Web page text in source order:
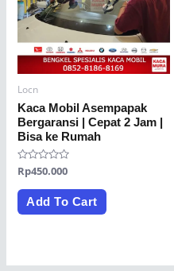
Locn
Kaca Mobil Asempapak
Bergaransi | Cepat 2 Jam |
Bisa ke Rumah
Rated
0
out
Rp450.000
Add To Cart